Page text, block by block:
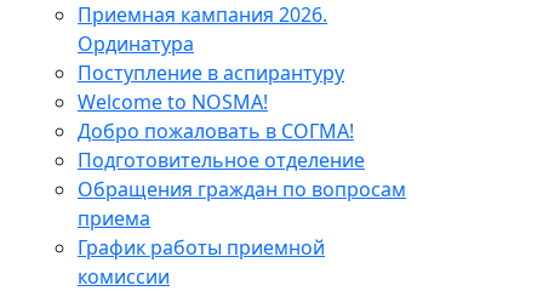
Приемная кампания 2026.
Ординатура
Поступление в аспирантуру
Welcome to NOSMA!
Добро пожаловать в СОГМА!
Подготовительное отделение
Обращения граждан по вопросам
приема
График работы приемной
комиссии